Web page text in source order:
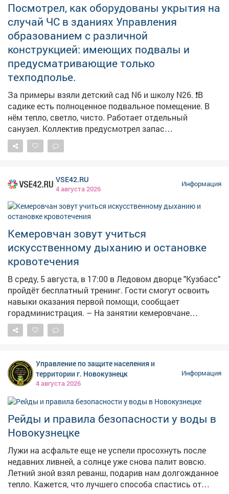
Посмотрел, как оборудованы укрытия на
случай ЧС в зданиях Управления
образованием с различной
конструкцией: имеющих подвалы и
предусматривающие только
техподполье.
За примеры взяли детский сад N6 и школу N26. ❗️В
садике есть полноценное подвальное помещение. В
нём тепло, светло, чисто. Работает отдельный
санузел. Коллектив предусмотрел запас
медикаментов, воды и продуктов долгого хранения.
Здесь могут укрыться не только дети и педагоги, но и
предусматривает подвал. Поэтому пункты укрытия
оборудовали в помещениях без окон с несущими
стенами. Такие места называем «остров
безопасности». Работу по оборудованию и уточнению
мест для укрытия продолжаем. Полный список точек
безопасности можно найти на карте заглубленных и
подземных помещений, пригодных для укрытия,
Кузбасса: https://clck.su/hEGfq
VSE42.RU
4 августа 2026
Информация
Кемеровчан зовут учиться
искусственному дыханию и остановке
кровотечения
В среду, 5 августа, в 17:00 в Ледовом дворце "Кузбасс"
пройдёт бесплатный тренинг. Гости смогут освоить
навыки оказания первой помощи, сообщает
горадминистрация. – На занятии кемеровчане
отработают сердечно-лёгочную реанимацию, помощь
при кровотечениях, удушье и потери сознания, а также
Состоится мероприятие напроспекте Притомский, 12
(вход со стороны гостиницы "Лёд"), участие
бесплатное. Напомним, власти велели массово
укрытиях на случай воздушной атаки. Также две
недели назад сообщалось , что минздраву Кузбасса,
департаменту по чрезвычайным ситуациям, главам
муниципальных образований и министерству
образования поручили срочно организовать обучение
граждан первой помощи.
Управление по защите населения и
территории г. Новокузнецк
4 августа 2026
Информация
Рейды и правила безопасности у воды в
Новокузнецке
Лужи на асфальте еще не успели просохнуть после
недавних ливней, а солнце уже снова палит вовсю.
Летний зной взял реванш, подарив нам долгожданное
тепло. Кажется, что лучшего способа спастись от